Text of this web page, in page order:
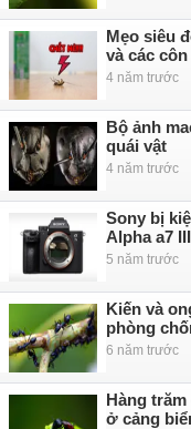
Mẹo siêu
và các
4 năm trước
Bộ ảnh
quái vật
4 năm trước
Sony bị
Alpha a7
5 năm trước
Kiến và
phòng
6 năm trước
Hàng
ở cảng